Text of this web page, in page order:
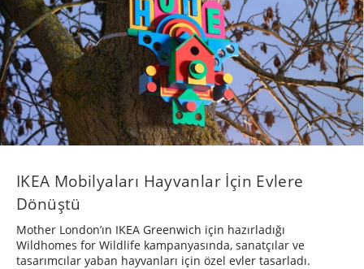
IKEA Mobilyaları Hayvanlar İçin Evlere
Dönüştü
Mother London’ın IKEA Greenwich için hazırladığı
Wildhomes for Wildlife kampanyasında, sanatçılar ve
tasarımcılar yaban hayvanları için özel evler tasarladı.